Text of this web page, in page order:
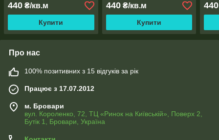
440 ₴/кв.м
Купити
440₴/кв.м
Купити
440
Про нас
100% позитивних з 15 відгуків за рік
Працює з 17.07.2012
м. Бровари
вул. Короленко, 72, ТЦ «Ринок на Київській», Поверх 2,
Бутік 1, Бровари, Україна